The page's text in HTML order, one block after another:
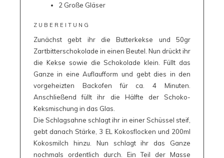
2 Große Gläser
ZUBEREITUNG
Zunächst gebt ihr die Butterkekse und 50gr
Zartbitterschokolade in einen Beutel. Nun drückt ihr
die Kekse sowie die Schokolade klein. Füllt das
Ganze in eine Auflaufform und gebt dies in den
vorgeheizten Backofen für ca. 4 Minuten.
Anschließend füllt ihr die Hälfte der Schoko-
Keksmischung in das Glas.
Die Schlagsahne schlagt ihr in einer Schüssel steif,
gebt danach Stärke, 3 EL Kokosflocken und 200ml
Kokosmilch hinzu. Nun schlagt ihr das Ganze
nochmals ordentlich durch. Ein Teil der Masse